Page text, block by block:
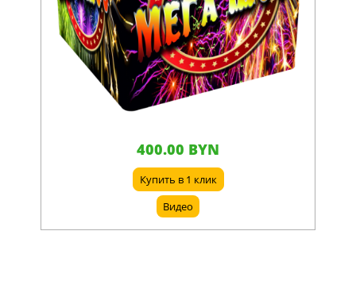
400.00 BYN
Купить в 1 клик
Видео